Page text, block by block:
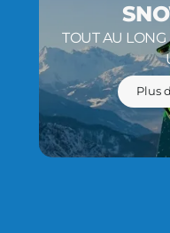
TOUT AU LONG
Plus